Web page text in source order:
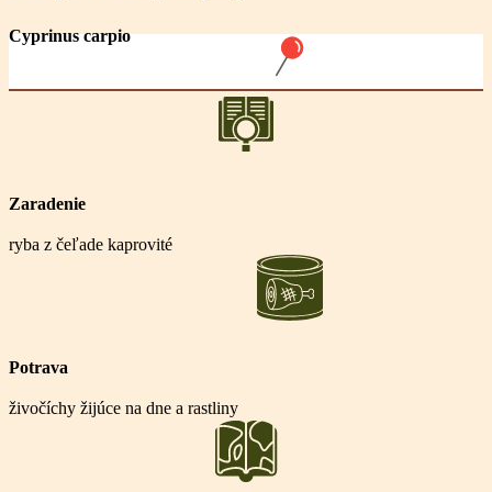
Cyprinus carpio
Zaradenie
ryba z čeľade kaprovité
Potrava
živočíchy žijúce na dne a rastliny